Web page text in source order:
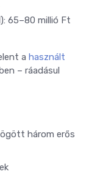
65–80 millió Ft
a használt
– ráadásul
három erős